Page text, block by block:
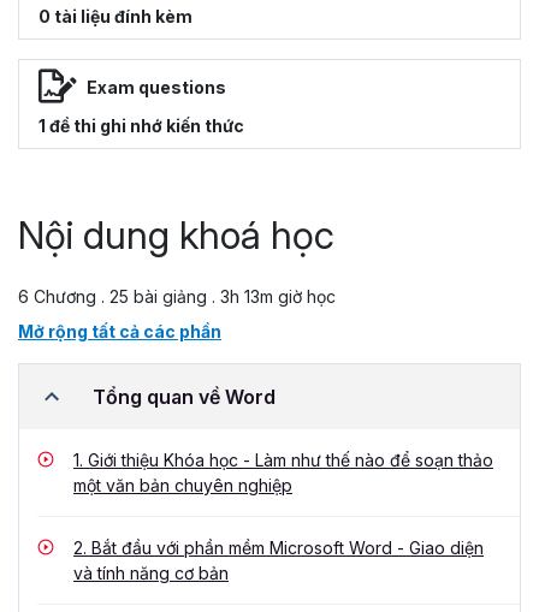
0 tài liệu đính kèm
Exam questions
1 đề thi ghi nhớ kiến thức
Nội dung khoá học
6 Chương . 25 bài giảng . 3h 13m giờ học
Mở rộng tất cả các phần
Tổng quan về Word
1. Giới thiệu Khóa học - Làm như thế nào để soạn thảo
một văn bản chuyên nghiệp
2. Bắt đầu với phần mềm Microsoft Word - Giao diện
và tính năng cơ bản